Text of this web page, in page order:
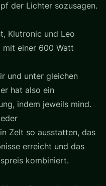
der Lichter sozusagen.
Klutronic und Leo
mit einer 600 Watt
und unter gleichen
hat also ein
indem jeweils mind.
Zelt so ausstatten, das
erreicht und das
kombiniert.